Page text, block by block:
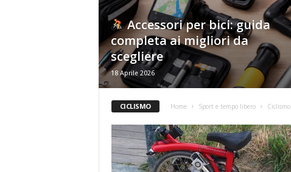
Accessori per bici: guida
completa ai migliori da
scegliere
18 Aprile 2026
CICLISMO Home Sport e tempo libero Ciclismo